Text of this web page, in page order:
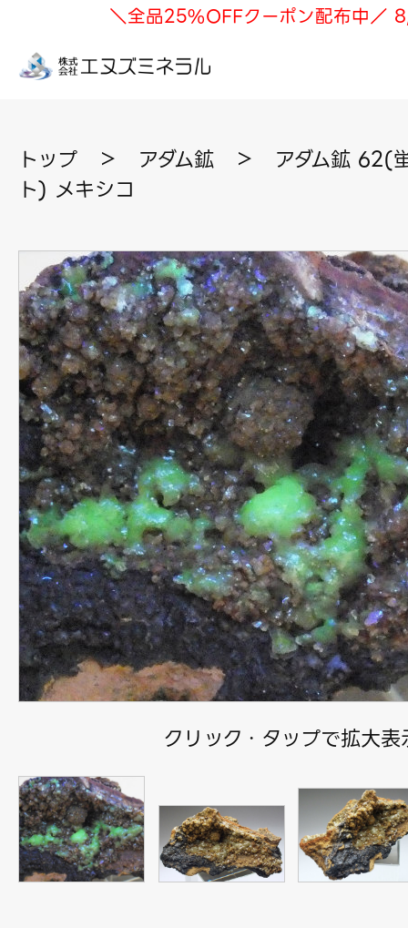
＼全品25%OFFクーポン配布中／
トップ ＞ アダム鉱 ＞
アダム鉱 62(
ト) メキシコ
クリック・タップで拡大表